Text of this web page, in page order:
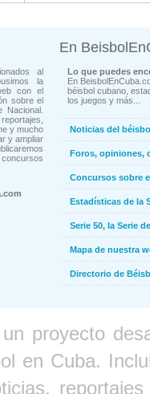
al
la
con el
sobre el
y mucho
y ampliar
En
Lo que puedes
En
béisbol cubano,
los juegos y más...
Noticias del
Foros, opiniones,
Concursos sobre
Estadísticas de la
Serie 50, la Serie
Mapa de nuestra
Directorio de
proyecto
en Cuba.